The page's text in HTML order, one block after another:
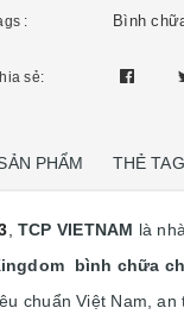
: Bình
sẻ:
PHẨM THẺ
TCP VIETNAM là
bình chữa
chuẩn Việt Nam, an